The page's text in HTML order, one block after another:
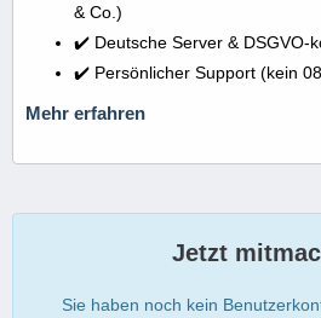
& Co.)
✔️ Deutsche Server & DSGVO-
✔️ Persönlicher Support (kein
Mehr erfahren
Jetzt
Sie haben noch kein